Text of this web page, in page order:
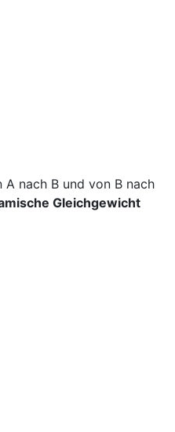
nach B und von B nach
Gleichgewicht